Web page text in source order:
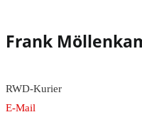
Frank
RWD-Kurier
E-Mail